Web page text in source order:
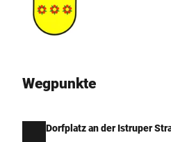
Wegpunkte
Dorfplatz an der Istruper